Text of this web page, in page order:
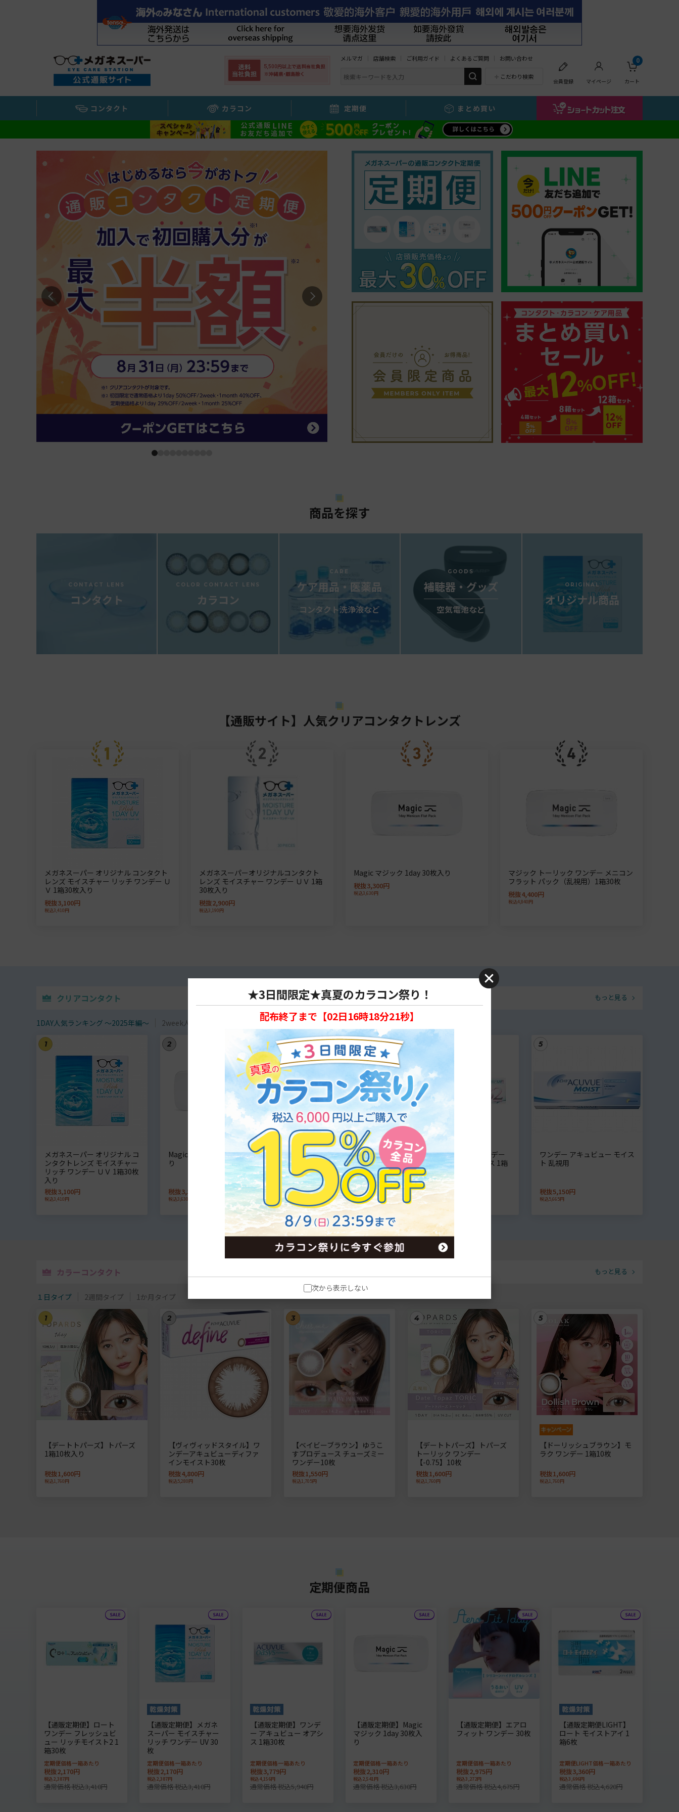
メルマガ 店舗検索 ご利用ガイド よくあるご質問 お問い合わせ
こだわり検索
会員登録 マイページ カート
0
コンタクト カラコン 定期便 まとめ買い
商品を探す
CONTACT LENS
コンタクト
COLOR CONTACT LENS
カラコン
CARE
ケア用品・医薬品
コンタクト洗浄液など
GOODS
補聴器・グッズ
空気電池など
ORIGINAL
オリジナル商品
【通販サイト】人気クリアコンタクトレンズ
メガネスーパー オリジナル コンタクト
レンズ モイスチャー リッチ ワンデー Ｕ
Ｖ 1箱30枚入り
税抜3,100円
税込3,410円
メガネスーパーオリジナルコンタクト
レンズ モイスチャー ワンデー ＵＶ 1箱
30枚入り
税抜2,900円
税込3,190円
Magic マジック 1day 30枚入り
税抜3,300円
税込3,630円
マジック トーリック ワンデー メニコン
フラット パック（乱視用）1箱30枚
税抜4,400円
税込4,840円
クリアコンタクト
1DAY人気ランキング ～2025年編～ 2week人気ランキング ～2025年編～
1
メガネスーパー オリジナル コ
ンタクトレンズ モイスチャー
リッチ ワンデー ＵＶ 1箱30枚
入り
税抜3,100円
税込3,410円
2
Magic マジック 1day 30枚入
り
税抜3,300円
税込3,630円
3
ワンデー アキュビュー オアシ
ス 1箱30枚
税抜5,400円
シード 1dayPure（ワンデー
ピュア） うるおいプラス 1箱
32枚入り[シード]
税抜3,100円
税込3,410円
5
ワンデー アキュビュー モイス
ト 乱視用
税抜5,150円
税込5,665円
もっと見る
カラーコンタクト
１日タイプ 2週間タイプ 1か月タイプ
1
【デートトパーズ】トパーズ
1箱10枚入り
税抜1,600円
税込1,760円
2
【ヴィヴィッドスタイル】ワ
ンデーアキュビューディファ
インモイスト30枚
税抜4,800円
税込5,280円
3
【ベイビーブラウン】ゆうこ
すプロデュース チューズミー
ワンデー10枚
税抜1,550円
税込1,705円
4
【デートトパーズ】トパーズ
トーリック ワンデー
【-0.75】10枚
税抜1,600円
税込1,760円
5
【ドーリッシュブラウン】モ
ラク ワンデー 1箱10枚
税抜1,600円
税込1,760円
もっと見る
定期便商品
【通販定期便】ロート
ワンデー フレッシュビ
ュー リッチモイスト2 1
箱30枚
定期便価格一箱あたり
税抜2,170円
税込2,387円
通常価格 税込3,410円
【通販定期便】メガネ
スーパー モイスチャー
リッチ ワンデー UV 30
枚
定期便価格一箱あたり
税抜2,170円
税込2,387円
通常価格 税込3,410円
【通販定期便】ワンデ
ー アキュビュー オアシ
ス 1箱30枚
定期便価格一箱あたり
税抜3,779円
税込4,156円
通常価格 税込5,940円
【通販定期便】Magic
マジック 1day 30枚入
り
定期便価格一箱あたり
税抜2,310円
税込2,541円
通常価格 税込3,630円
【通販定期便】エアロ
フィット ワンデー 30枚
定期便価格一箱あたり
税抜2,975円
税込3,272円
通常価格 税込4,675円
【通販定期便LIGHT】
ロート モイストアイ 1
箱6枚
定期便LIGHT価格一箱あたり
税抜3,360円
税込3,696円
通常価格 税込4,620円
★3日間限定★真夏のカラコン祭り！
配布終了まで【02日16時18分20秒】
次から表示しない